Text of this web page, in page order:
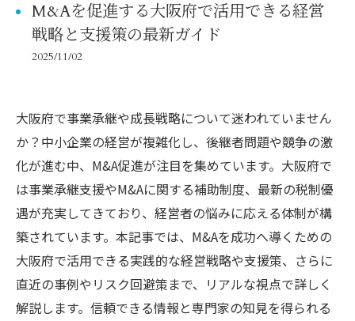
M&Aを促進する大阪府で活用できる経営
戦略と支援策の最新ガイド
2025/11/02
大阪府で事業承継や成長戦略について迷われていません
か？中小企業の経営が複雑化し、後継者問題や競争の激
化が進む中、M&A促進が注目を集めています。大阪府で
は事業承継支援やM&Aに関する補助制度、最新の税制優
遇が充実してきており、経営者の悩みに応える体制が構
築されています。本記事では、M&Aを成功へ導くための
大阪府で活用できる実践的な経営戦略や支援策、さらに
直近の事例やリスク回避策まで、リアルな視点で詳しく
解説します。信頼できる情報と専門家の知見を得られる